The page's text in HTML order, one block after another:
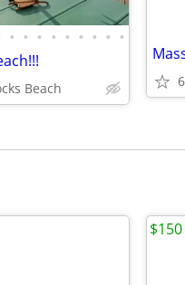
• • • • • • • • •
Beach
$150